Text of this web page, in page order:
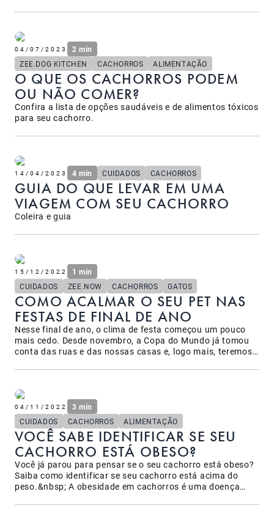
04/07/2023
2 min
ZEE.DOG KITCHEN
CACHORROS ALIMENTAÇÃO
O QUE OS CACHORROS PODEM
OU NÃO COMER?
Confira a lista de opções saudáveis e de alimentos tóxicos
para seu cachorro.
14/04/2023 4 min CUIDADOS CACHORROS
GUIA DO QUE LEVAR EM UMA
VIAGEM COM SEU CACHORRO
Coleira e guia
15/12/2022
1 min
CUIDADOS
ZEE.NOW CACHORROS GATOS
COMO ACALMAR O SEU PET NAS
FESTAS DE FINAL DE ANO
Nesse final de ano, o clima de festa começou um pouco
mais cedo. Desde novembro, a Copa do Mundo já tomou
conta das ruas e das nossas casas e, logo mais, teremos
04/11/2022
3 min
CUIDADOS
CACHORROS ALIMENTAÇÃO
VOCÊ SABE IDENTIFICAR SE SEU
CACHORRO ESTÁ OBESO?
Você já parou para pensar se o seu cachorro está obeso?
Saiba como identificar se seu cachorro está acima do
peso.&nbsp; A obesidade em cachorros é uma doença
cachorro está ou não acima do peso pode ser mais fácil